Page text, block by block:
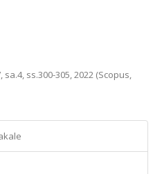
ss.300-305, 2022 (Scopus,